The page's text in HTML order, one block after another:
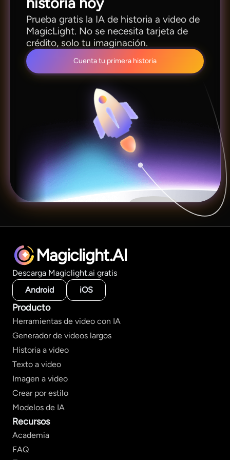
Prueba gratis la IA de historia a video de
MagicLight. No se necesita tarjeta de
crédito, solo tu imaginación.
Cuenta tu primera historia
Magiclight.AI
Descarga Magiclight.ai gratis
Android
iOS
Producto
Herramientas de video con IA
Generador de videos largos
Historia a video
Texto a video
Imagen a video
Crear por estilo
Modelos de IA
Recursos
Academia
FAQ